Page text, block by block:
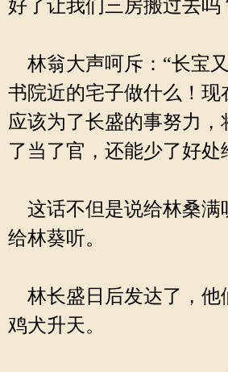
好了让我们三房搬过去吗
林翁大声呵斥：“长宝
书院近的宅子做什么！现
应该为了长盛的事努力，
了当了官，还能少了好处
这话不但是说给林桑满
给林葵听。
林长盛日后发达了，他
鸡犬升天。